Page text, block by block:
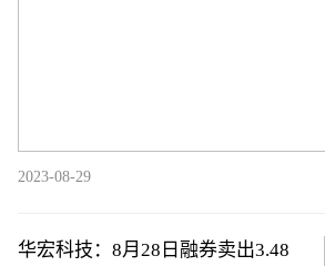
2023-08-29
华宏科技：8月28日融券卖出3.48